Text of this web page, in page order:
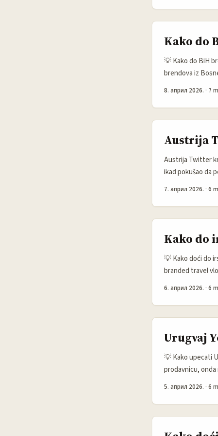
tržištem stalno
povjerenja u
3,86%. To znači
Kako do
💡 Kako do BiH
brendova iz
ulaz u tuđu
njih. To je baš
proizvod, nego
Instagram i
...
8. април 2026. · 7
Austrija
Austrija Twitter
ikad pokušao da
— znaš taj bol.
7. април 2026. · 6
Kako do
💡 Kako doći do
branded travel
pokažeš da
6. април 2026. · 6
Urugvaj
💡 Kako upecati
prodavnicu, onda
njemu, klikće na
nego onog čiji
Prema najavi
saradnju,
5. април 2026. · 6